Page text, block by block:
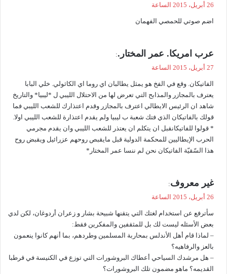
ل
26 أبريل، 2015 الساعة
اضم صوتي للحمصي الفهمان
ي
ل
عرب امريكا. عمر المختار.:
27 أبريل، 2015 الساعة
الفاتيكان. وقع في الفخ هو يمثل يطالبان اي روما اي الكاثولي. خلي البابا
يعترف بالمجازر والمذابح التي تعرض لها من الاحتلال الليبي ل *ليبيا* والتاريخ
شاهد ان الرئيس الايطالي اعترف بالمجازر وقدم اعتذارك للشعب الليبي فما
قولك بالفاتيكان الذي فتك شعبة ب ليبيا ولم يقدم اعتذارة للشعب الليبي اولا.
* قولوا للفاتيكانقبل ان يتكلم ان يعتذر للشعب الليبي وان يقدم مجرمي
الحرب الإيطاليين للمحكمة الدولية قبل مايقبص روحهم عزرائيل ويقبض روح
هذا السّقيّة الفاتيكان نحن لم ننسا عمر المختار*
ي
ل
غير معروف:
26 أبريل، 2015 الساعة
سأترفع عن استخدام لغتك التي يتقنها شبيحة بشار و زعران أردوغان، لكن لدي
بعض الأسئله ليست لك بل للمثقفين والمفكرين فقط:
– لماذا قام أهل الأندلس بمحاربة المسلمين وطردهم، بما أنهم كانوا ينعمون
بالعز والرفاهيه؟
– هل مرشدك السياحي أعطاك البروشورات التي توزع في الكنيسة في قرطبا
القديمه؟ ماهو مضمون تلك البروشورات؟